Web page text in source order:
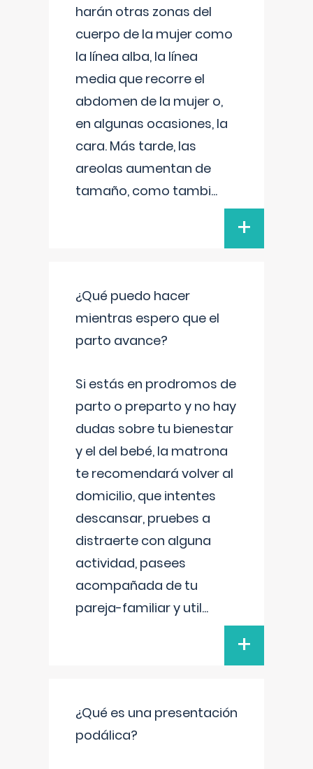
harán otras zonas del
cuerpo de la mujer como
la línea alba, la línea
media que recorre el
abdomen de la mujer o,
en algunas ocasiones, la
cara. Más tarde, las
areolas aumentan de
tamaño, como tambi...
+
¿Qué puedo hacer
mientras espero que el
parto avance?
Si estás en prodromos de
parto o preparto y no hay
dudas sobre tu bienestar
y el del bebé, la matrona
te recomendará volver al
domicilio, que intentes
descansar, pruebes a
distraerte con alguna
actividad, pasees
acompañada de tu
pareja-familiar y util...
+
¿Qué es una presentación
podálica?